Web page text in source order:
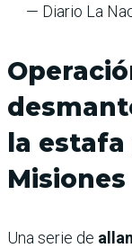
— Diario La
la
Misiones
Una serie de